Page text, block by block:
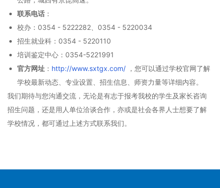
联系电话 ：
校办：0354 - 5222282、0354 - 5220034
招生就业科：0354 - 5220110
培训鉴定中心：0354-5221991
官方网址 ： http://www.sxtgx.com/ ，您可以通过学校官网了解
学校最新动态、专业设置、招生信息、师资力量等详细内容。
我们期待与您沟通交流，无论是有志于报考我校的学生及家长咨询
招生问题，还是用人单位洽谈合作，亦或是社会各界人士想要了解
学校情况，都可通过上述方式联系我们。